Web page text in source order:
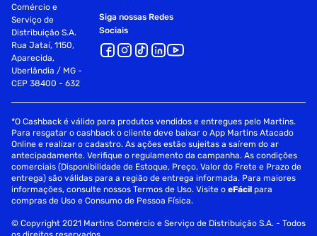
Comércio e
Serviço de
Distribuição S.A.
Rua Jataí, 1150,
Aparecida,
Uberlândia / MG -
CEP 38400 - 632
Siga nossas Redes
Sociais
*O Cashback é válido para produtos vendidos e entregues pelo Martins.
Para resgatar o cashback o cliente deve baixar o App Martins Atacado
Online e realizar o cadastro. As ações estão sujeitas a saírem do ar
antecipadamente. Verifique o regulamento da campanha. As condições
comerciais (Disponibilidade de Estoque, Preço, Valor do Frete e Prazo de
entrega) são válidas para a região de entrega informada. Para maiores
informações, consulte nossos Termos de Uso. Visite oeFácil para
compras de Uso e Consumo de Pessoa Física.
© Copyright 2021 Martins Comércio e Serviço de Distribuição S.A. - Todos